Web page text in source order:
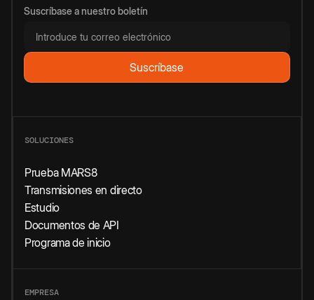
Suscríbase a nuestro boletín
SOLUCIONES
Prueba MARS8
Transmisiones en directo
Estudio
Documentos de API
Programa de inicio
EMPRESA